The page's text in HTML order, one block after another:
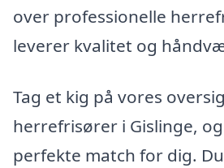
over professionelle
leverer kvalitet og
Tag et kig på vores
herrefrisører i Gislinge,
perfekte match for dig.